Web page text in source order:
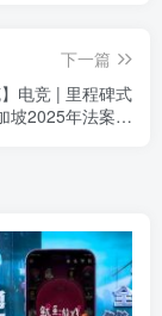
下一篇
】电竞 | 里程碑式
坡2025年法案提